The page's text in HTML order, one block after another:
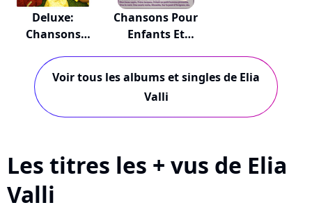
Deluxe:
Chansons
Chansons Pour
Enfants Et
Voir tous les albums et singles de Elia
Valli
Les titres les + vus de Elia
Valli